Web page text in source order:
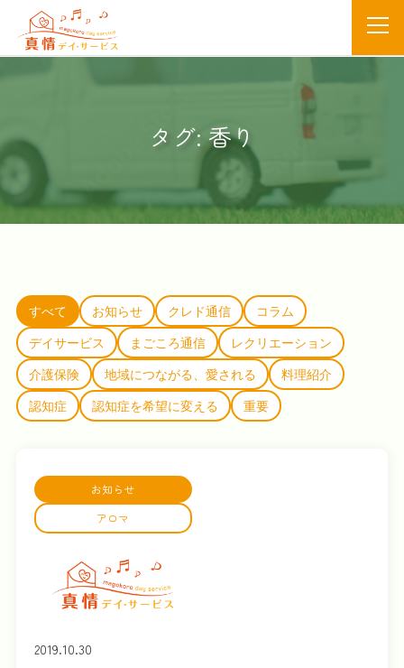
タグ:香り
すべて お知らせ クレド通信 コラム
デイサービス まごころ通信 レクリエーション
介護保険 地域につながる、愛される 料理紹介
認知症 認知症を希望に変える 重要
お知らせ
アロマ
2019.10.30